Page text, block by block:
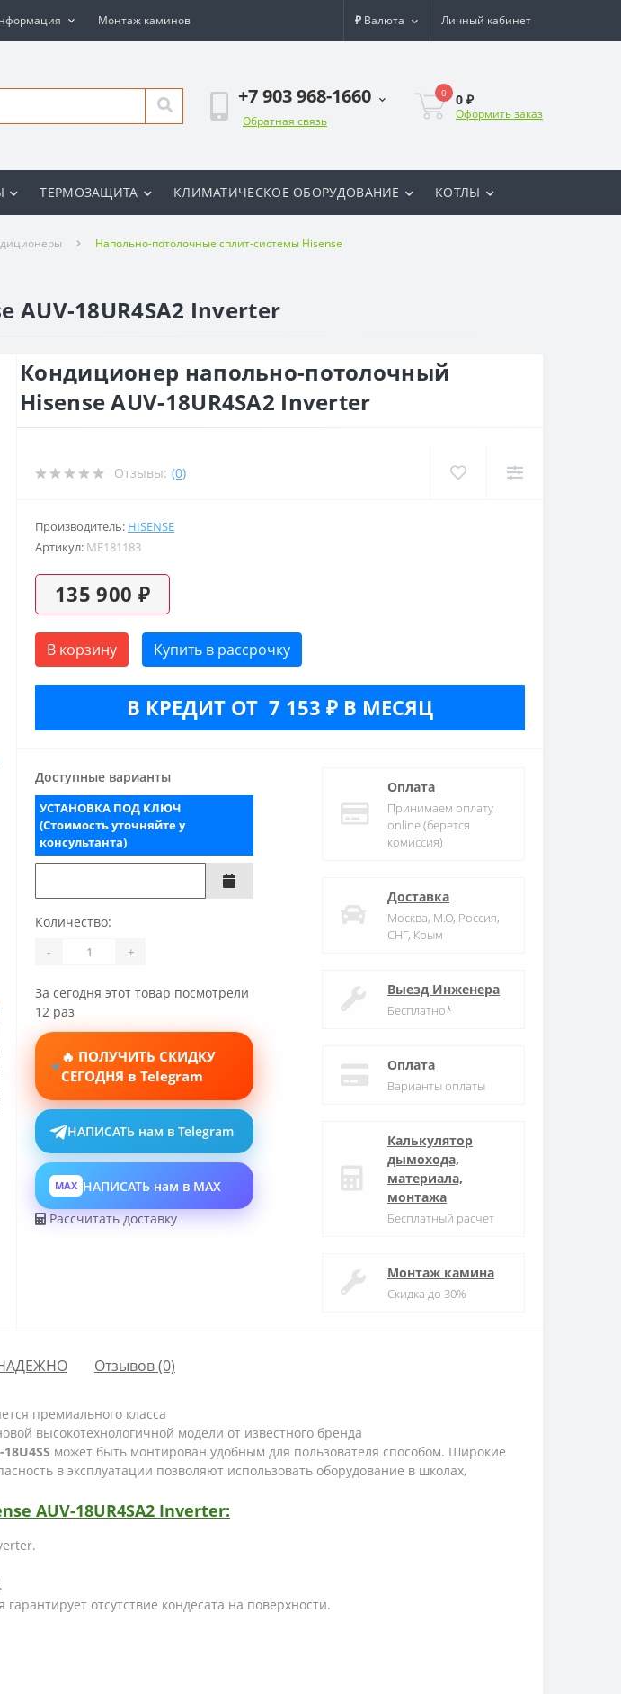
Монтаж каминов ₽ Валюта Личный кабинет
+7 903 968-1660
Обратная связь
0 0 ₽
Оформить заказ
ТЕРМОЗАЩИТА КЛИМАТИЧЕСКОЕ ОБОРУДОВАНИЕ КОТЛЫ
Напольно-потолочные сплит-системы Hisense
18UR4SA2 Inverter
Кондиционер напольно-потолочный
Hisense AUV-18UR4SA2 Inverter
Отзывы: (0)
Производитель: HISENSE
Артикул: ME181183
135 900 ₽
В корзину Купить в рассрочку
В КРЕДИТ ОТ 7 153 ₽ В МЕСЯЦ
Доступные варианты
УСТАНОВКА ПОД КЛЮЧ
(Стоимость уточняйте у
консультанта)
Количество:
- +
За сегодня этот товар посмотрели
12 раз
🔥 ПОЛУЧИТЬ СКИДКУ
СЕГОДНЯ в Telegram
НАПИСАТЬ нам в Telegram
MAX НАПИСАТЬ нам в MAX
Рассчитать доставку
Оплата
Принимаем оплату
online (берется
комиссия)
Доставка
Москва, М.О, Россия,
СНГ, Крым
Выезд Инженера
Бесплатно*
Оплата
Варианты оплаты
Калькулятор
дымохода,
материала,
монтажа
Бесплатный расчет
Монтаж камина
Скидка до 30%
Отзывов (0)
премиального класса
высокотехнологичной модели от известного бренда
может быть монтирован удобным для пользователя способом. Широкие
в эксплуатации позволяют использовать оборудование в школах,
AUV-18UR4SA2 Inverter:
отсутствие кондесата на поверхности.